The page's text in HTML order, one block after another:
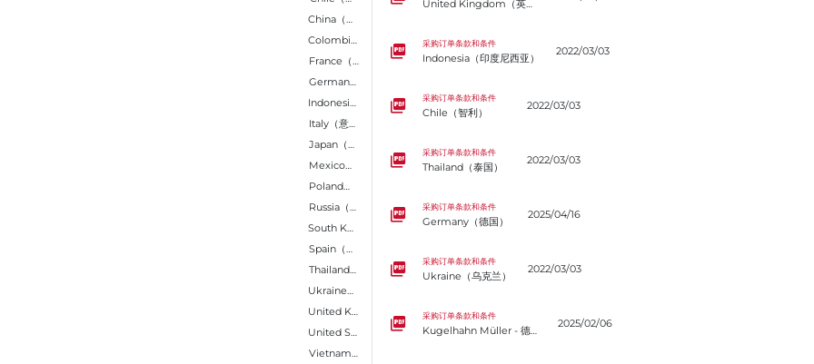
Germany（德国）
Mexico（墨西哥）
Thailand（泰国）
United Kingdom（英国）
United States（美国）
United Kingdom（英国）
采购订单条款和条件
Indonesia（印度尼西亚）
2022/03/03
采购订单条款和条件
Chile（智利）
2022/03/03
采购订单条款和条件
Thailand（泰国）
2022/03/03
采购订单条款和条件
Germany（德国）
2025/04/16
采购订单条款和条件
Ukraine（乌克兰）
2022/03/03
采购订单条款和条件
Kugelhahn Müller - 德语（英语）
2025/02/06